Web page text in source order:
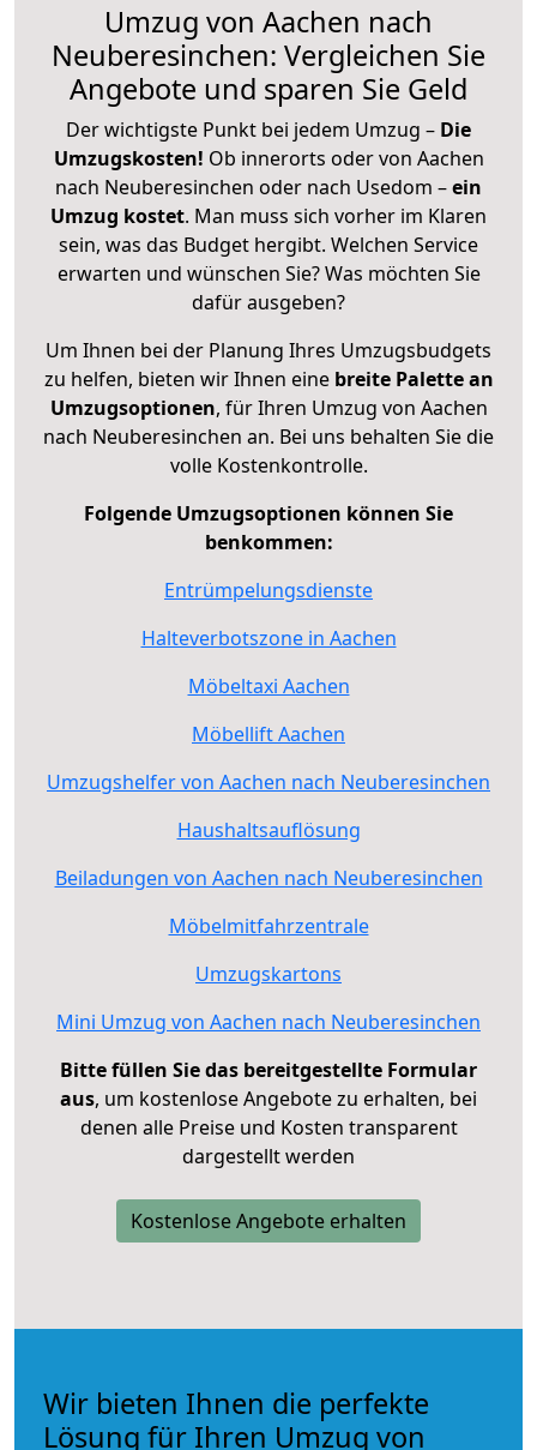
Umzug von Aachen nach
Neuberesinchen: Vergleichen Sie
Angebote und sparen Sie Geld
Der wichtigste Punkt bei jedem Umzug – Die
Umzugskosten! Ob innerorts oder von Aachen
nach Neuberesinchen oder nach Usedom –ein
Umzug kostet. Man muss sich vorher im Klaren
sein, was das Budget hergibt. Welchen Service
erwarten und wünschen Sie? Was möchten Sie
dafür ausgeben?
Um Ihnen bei der Planung Ihres Umzugsbudgets
zu helfen, bieten wir Ihnen eine breite Palette an
Umzugsoptionen, für Ihren Umzug von Aachen
nach Neuberesinchen an. Bei uns behalten Sie die
volle Kostenkontrolle.
Folgende Umzugsoptionen können Sie
benkommen:
Entrümpelungsdienste
Halteverbotszone in Aachen
Möbeltaxi Aachen
Möbellift Aachen
Umzugshelfer von Aachen nach Neuberesinchen
Haushaltsauflösung
Beiladungen von Aachen nach Neuberesinchen
Möbelmitfahrzentrale
Umzugskartons
Mini Umzug von Aachen nach Neuberesinchen
Bitte füllen Sie das bereitgestellte Formular
aus, um kostenlose Angebote zu erhalten, bei
denen alle Preise und Kosten transparent
dargestellt werden
Kostenlose Angebote erhalten
Wir bieten Ihnen die perfekte
Lösung für Ihren Umzug von